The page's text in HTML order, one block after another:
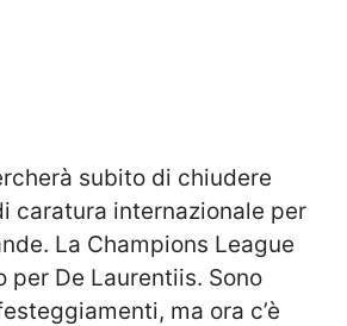
subito di chiudere
caratura internazionale per
La Champions League
per De Laurentiis. Sono
ma ora c’è